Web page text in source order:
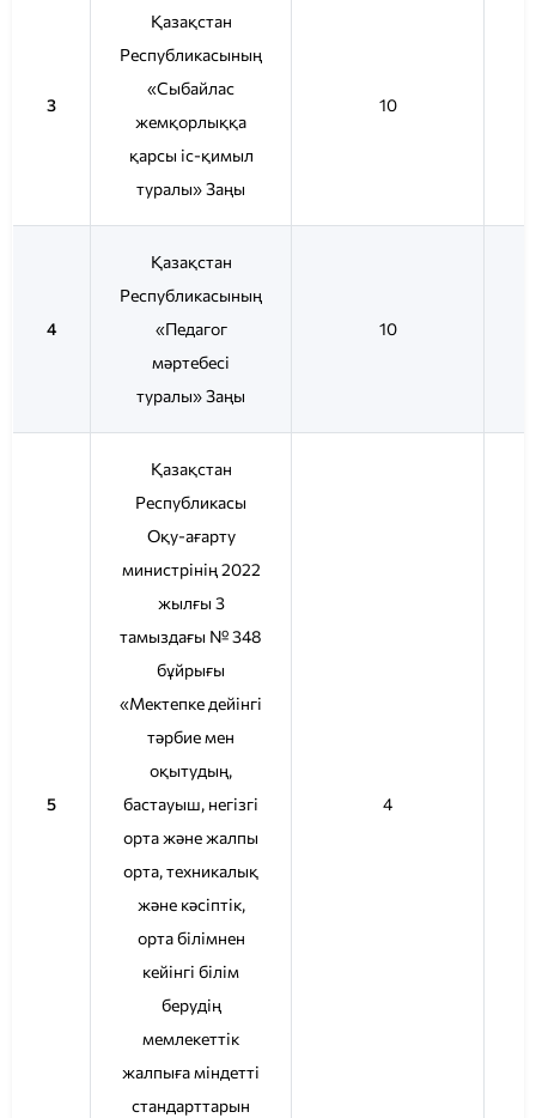
3
Қазақстан
Республикасының
«Сыбайлас
жемқорлыққа
қарсы іс-қимыл
туралы» Заңы
10
4
Қазақстан
Республикасының
«Педагог
мәртебесі
туралы» Заңы
10
5
Қазақстан
Республикасы
Оқу-ағарту
министрінің 2022
жылғы 3
тамыздағы № 348
бұйрығы
«Мектепке дейінгі
тәрбие мен
оқытудың,
бастауыш, негізгі
орта және жалпы
орта, техникалық
және кәсіптік,
орта білімнен
кейінгі білім
берудің
мемлекеттік
жалпыға міндетті
стандарттарын
4